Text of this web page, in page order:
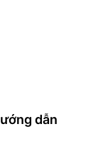
dẫn